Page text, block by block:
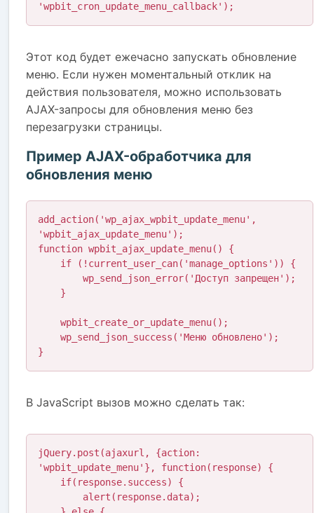
'wpbit_cron_update_menu_callback');
Этот код будет ежечасно запускать обновление
меню. Если нужен моментальный отклик на
действия пользователя, можно использовать
AJAX-запросы для обновления меню без
перезагрузки страницы.
Пример AJAX-обработчика для
обновления меню
add_action('wp_ajax_wpbit_update_menu',
'wpbit_ajax_update_menu');
function wpbit_ajax_update_menu() {
}
В JavaScript вызов можно сделать так:
jQuery.post(ajaxurl, {action:
'wpbit_update_menu'}, function(response) {